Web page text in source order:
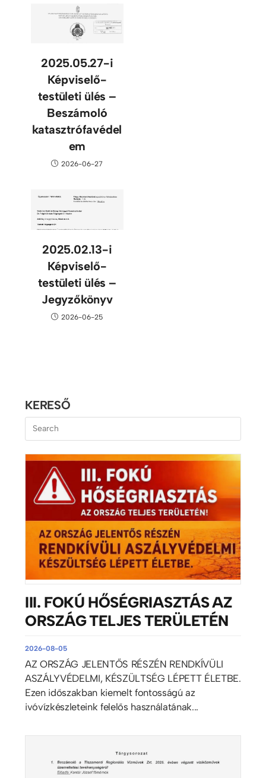
2025.05.27-i
Képviselő-
testületi ülés –
Beszámoló
katasztrófavédel
em
2026-06-27
2025.02.13-i
Képviselő-
testületi ülés –
Jegyzőkönyv
2026-06-25
KERESŐ
III. FOKÚ HŐSÉGRIASZTÁS AZ
ORSZÁG TELJES TERÜLETÉN
2026-08-05
AZ ORSZÁG JELENTŐS RÉSZÉN RENDKÍVÜLI
ASZÁLYVÉDELMI, KÉSZÜLTSÉG LÉPETT ÉLETBE.
Ezen időszakban kiemelt fontosságú az
ivóvízkészleteink felelős használatának...